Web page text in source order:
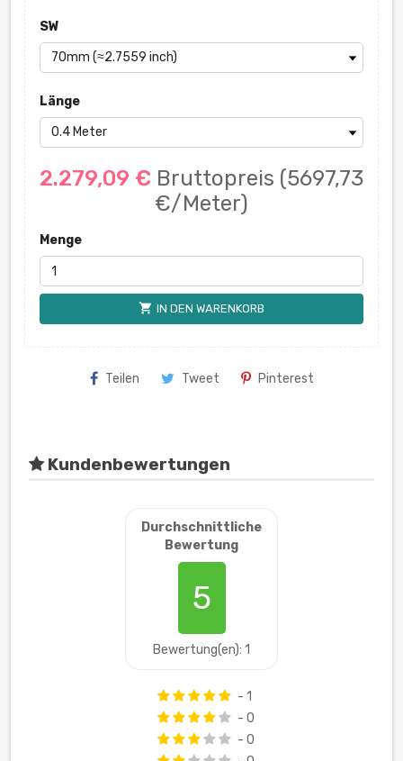
SW
Länge
2.279,09 € Bruttopreis (5697,73
€/Meter)
Menge
shopping_cart IN DEN WARENKORB
Teilen Tweet Pinterest
Kundenbewertungen
Durchschnittliche
Bewertung
5
Bewertung(en): 1
- 1
- 0
- 0